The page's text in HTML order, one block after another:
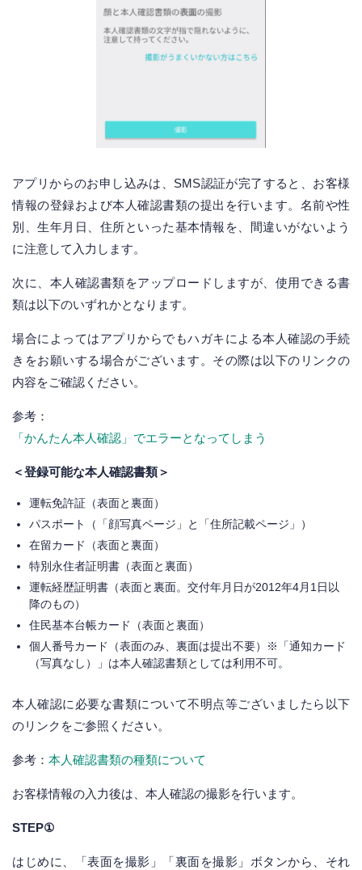
アプリからのお申し込みは、SMS認証が完了すると、お客様
情報の登録および本人確認書類の提出を行います。名前や性
別、生年月日、住所といった基本情報を、間違いがないよう
に注意して入力します。
次に、本人確認書類をアップロードしますが、使用できる書
類は以下のいずれかとなります。
場合によってはアプリからでもハガキによる本人確認の手続
きをお願いする場合がございます。その際は以下のリンクの
内容をご確認ください。
参考：
「かんたん本人確認」でエラーとなってしまう
＜登録可能な本人確認書類＞
運転免許証（表面と裏面）
パスポート（「顔写真ページ」と「住所記載ページ」）
在留カード（表面と裏面）
特別永住者証明書（表面と裏面）
運転経歴証明書（表面と裏面。交付年月日が2012年4月1日以
降のもの）
住民基本台帳カード（表面と裏面）
個人番号カード（表面のみ、裏面は提出不要）※「通知カード
（写真なし）」は本人確認書類としては利用不可。
本人確認に必要な書類について不明点等ございましたら以下
のリンクをご参照ください。
参考： 本人確認書類の種類について
お客様情報の入力後は、本人確認の撮影を行います。
STEP①
はじめに、「表面を撮影」「裏面を撮影」ボタンから、それ